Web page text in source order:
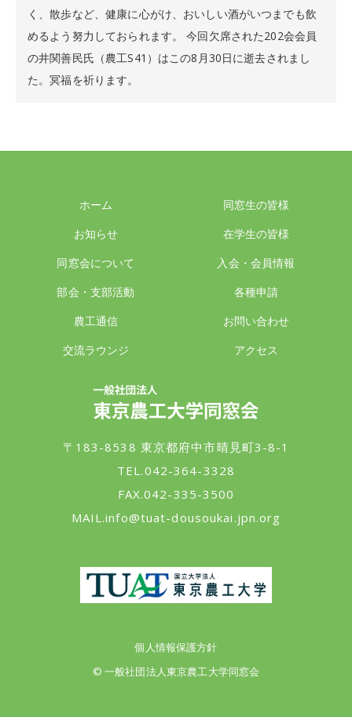
く、散歩など、健康に心がけ、おいしい酒がいつまでも飲
めるよう努力しておられます。 今回欠席された202会会員
の井関善民氏（農工S41）はこの8月30日に逝去されまし
た。冥福を祈ります。
ホーム
お知らせ
同窓会について
部会・支部活動
農工通信
交流ラウンジ
同窓生の皆様
在学生の皆様
入会・会員情報
各種申請
お問い合わせ
アクセス
〒183-8538 東京都府中市晴見町3-8-1
TEL.042-364-3328
FAX.042-335-3500
MAIL.info@tuat-dousoukai.jpn.org
個人情報保護方針
© 一般社団法人東京農工大学同窓会